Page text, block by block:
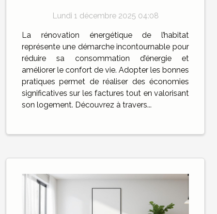
Lundi 1 décembre 2025 04:08
La rénovation énergétique de l’habitat
représente une démarche incontournable pour
réduire sa consommation d’énergie et
améliorer le confort de vie. Adopter les bonnes
pratiques permet de réaliser des économies
significatives sur les factures tout en valorisant
son logement. Découvrez à travers...